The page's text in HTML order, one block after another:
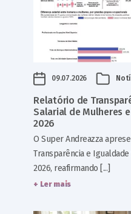
09.07.2026
Relatório de
Salarial de Mulheres
2026
O Super Andreazza
Transparência e
2026, reafirmando [...]
+ Ler mais